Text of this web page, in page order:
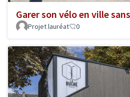
Garer son vélo en ville
Projet lauréat 0